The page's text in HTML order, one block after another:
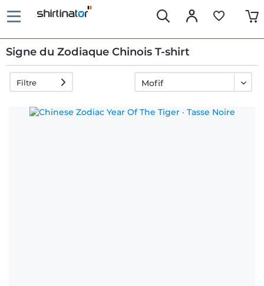
Signe du Zodiaque Chinois T-shirt
Filtre